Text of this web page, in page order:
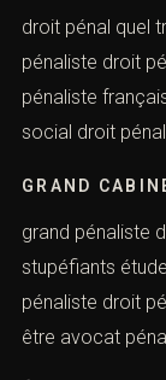
public ou privé
pénaliste
DROIT PÉNAL
droit pénal quel
grand pénaliste
droit pénal
GRAND